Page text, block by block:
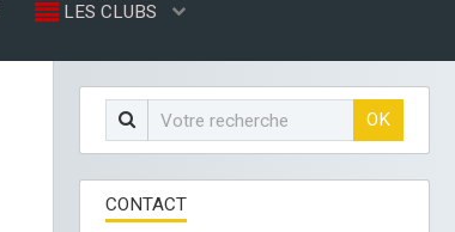
LES CLUBS
OK
CONTACT